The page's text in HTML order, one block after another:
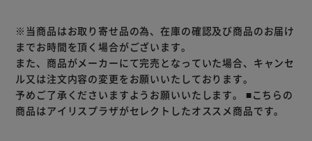
※当商品はお取り寄せ品の為、在庫の確認及び商品のお届け
までお時間を頂く場合がございます。
また、商品がメーカーにて完売となっていた場合、キャンセ
ル又は注文内容の変更をお願いいたしております。
予めご了承くださいますようお願いいたします。 ■こちらの
商品はアイリスプラザがセレクトしたオススメ商品です。